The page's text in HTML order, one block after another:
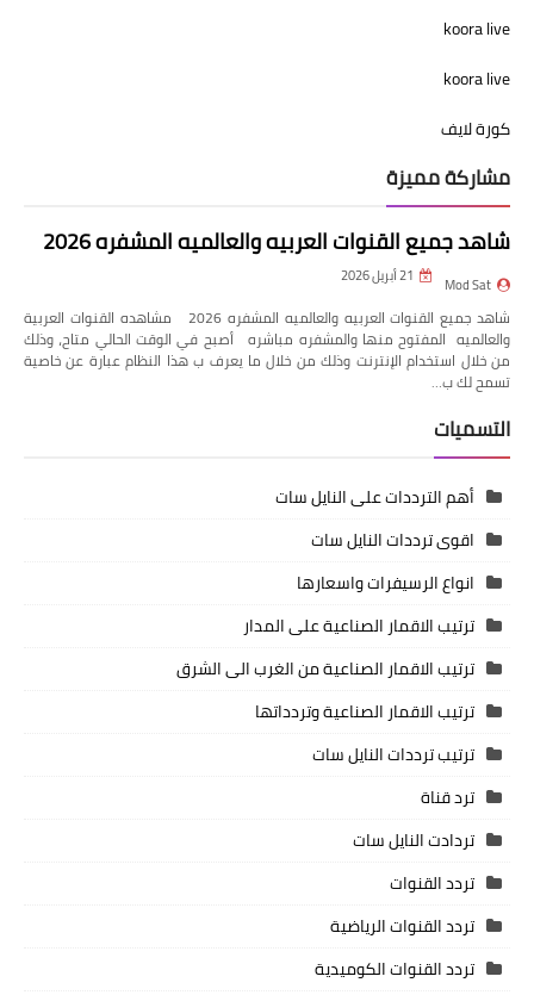
koora live
koora live
كورة لايف
مشاركة مميزة
شاهد جميع القنوات العربيه والعالميه المشفره 2026
Mod Sat 21 أبريل 2026
شاهد جميع القنوات العربيه والعالميه المشفره 2026 مشاهده القنوات العربية
والعالميه المفتوح منها والمشفره مباشره أصبح في الوقت الحالي متاح، وذلك
من خلال استخدام الإنترنت وذلك من خلال ما يعرف ب هذا النظام عبارة عن خاصية
تسمح لك ب…
التسميات
أهم الترددات على النايل سات
اقوى ترددات النايل سات
انواع الرسيفرات واسعارها
ترتيب الاقمار الصناعية على المدار
ترتيب الاقمار الصناعية من الغرب الى الشرق
ترتيب الاقمار الصناعية وتردداتها
ترتيب ترددات النايل سات
ترد قناة
تردادت النايل سات
تردد القنوات
تردد القنوات الرياضية
تردد القنوات الكوميدية